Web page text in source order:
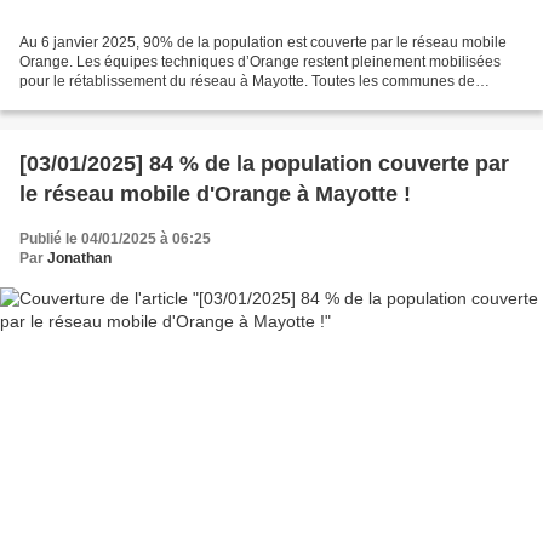
Au 6 janvier 2025, 90% de la population est couverte par le réseau mobile
Orange. Les équipes techniques d’Orange restent pleinement mobilisées
pour le rétablissement du réseau à Mayotte. Toutes les communes de
[03/01/2025] 84 % de la population couverte par
le réseau mobile d'Orange à Mayotte !
Publié le 04/01/2025 à 06:25
Par Jonathan